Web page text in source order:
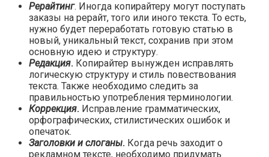
Рерайтинг. Иногда копирайтеру могут поступать
заказы на рерайт, того или иного текста. То есть,
нужно будет переработать готовую статью в
новый, уникальный текст, сохранив при этом
основную идею и структуру.
Редакция. Копирайтер вынужден исправлять
логическую структуру и стиль повествования
текста. Также необходимо следить за
правильностью употребления терминологии.
Коррекция. Исправление грамматических,
орфографических, стилистических ошибок и
опечаток.
Заголовки и слоганы. Когда речь заходит о
рекламном тексте, необходимо придумать